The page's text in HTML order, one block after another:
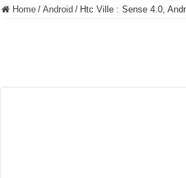
BASTA FATICARE! Questo robot tagliaerba lo
Home / Android / Htc Ville : Sense 4.0,